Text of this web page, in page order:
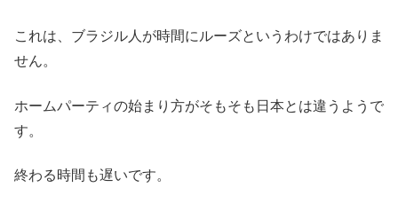
これは、ブラジル人が時間にルーズというわけではありま
せん。
ホームパーティの始まり方がそもそも日本とは違うようで
す。
終わる時間も遅いです。